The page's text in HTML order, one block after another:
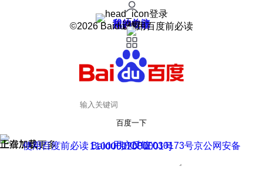
登录
我的关注
我的收藏
皮肤中心
用户反馈
设置
©2026 Baidu 使用百度前必读
百度一下
正在加载
上滑加载更多 用户反馈
使用百度前必读 Baidu 京ICP证030173号
京公网安备11000002000001号